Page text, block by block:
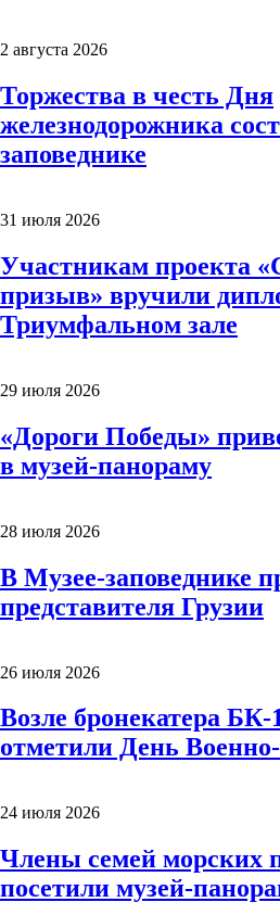
2 августа 2026
Торжества в честь Дня
железнодорожника
заповеднике
31 июля 2026
Участникам проекта
призыв» вручили
Триумфальном зале
29 июля 2026
«Дороги Победы»
в музей-панораму
28 июля 2026
В Музее-заповеднике
представителя Грузии
26 июля 2026
Возле бронекатера БК-
отметили День
24 июля 2026
Члены семей морских
посетили музей-